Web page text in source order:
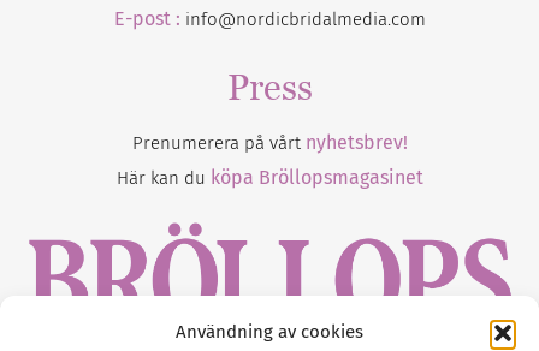
Användning av cookies
E-post : info@nordicbridalmedia.com
Press
Prenumerera på vårt nyhetsbrev!
Här kan du köpa Bröllopsmagasinet